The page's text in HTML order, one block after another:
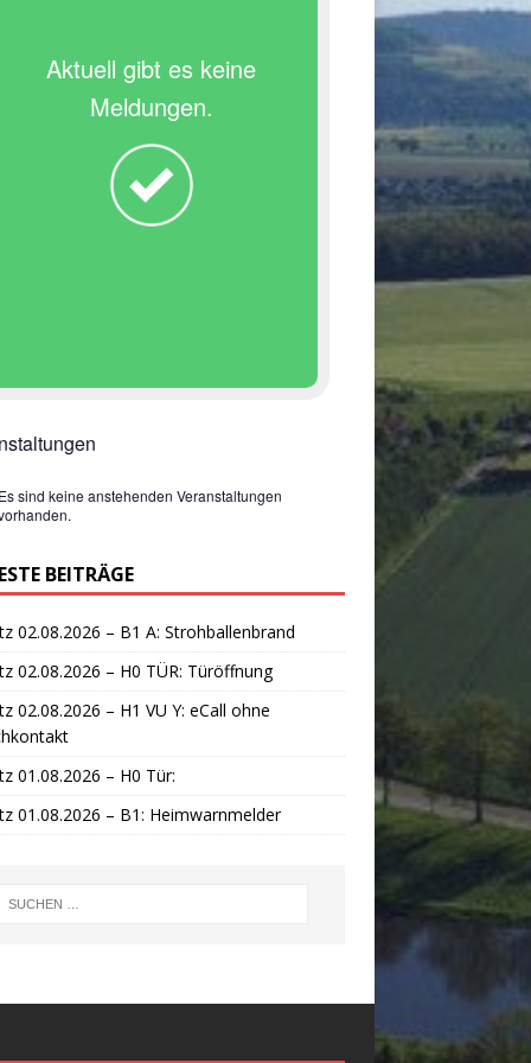
Aktuell gibt es keine
Meldungen.
sind keine anstehenden Veranstaltungen
BEITRÄGE
02.08.2026 – B1 A: Strohballenbrand
02.08.2026 – H0 TÜR: Türöffnung
02.08.2026 – H1 VU Y: eCall ohne
01.08.2026 – H0 Tür:
01.08.2026 – B1: Heimwarnmelder